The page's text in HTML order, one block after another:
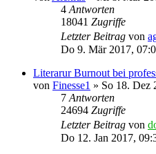
4 Antworten
18041 Zugriffe
Letzter Beitrag von
Do 9. Mär 2017,
Literarur Burnout bei
von Finesse1 » So 18. Dez
7 Antworten
24694 Zugriffe
Letzter Beitrag von
Do 12. Jan 2017,